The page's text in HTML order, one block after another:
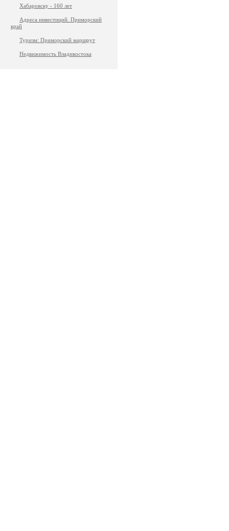
Хабаровску - 160 лет
Адреса инвестиций. Приморский
край
Туризм: Приморский маршрут
Недвижимость Владивостока